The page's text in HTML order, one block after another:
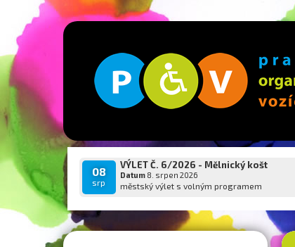
08
srp
VÝLET Č. 6/2026 - Mělnický košt
Datum8. srpen 2026
městský výlet s volným programem